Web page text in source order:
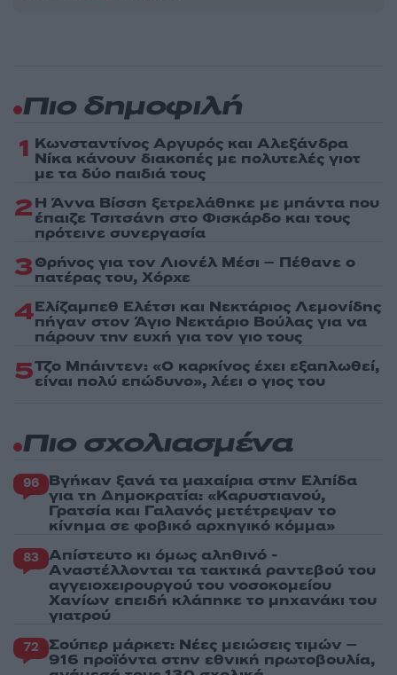
Πιο δημοφιλή
1 Κωνσταντίνος Αργυρός και Αλεξάνδρα
Νίκα κάνουν διακοπές με πολυτελές γιοτ
με τα δύο παιδιά τους
2Η Άννα Βίσση ξετρελάθηκε με μπάντα που
έπαιζε Τσιτσάνη στο Φισκάρδο και τους
πρότεινε συνεργασία
3Θρήνος για τον Λιονέλ Μέσι – Πέθανε ο
πατέρας του, Χόρχε
4Ελίζαμπεθ Ελέτσι και Νεκτάριος Λεμονίδης
πήγαν στον Άγιο Νεκτάριο Βούλας για να
πάρουν την ευχή για τον γιο τους
5Τζο Μπάιντεν: «Ο καρκίνος έχει εξαπλωθεί,
είναι πολύ επώδυνο», λέει ο γιος του
Πιο σχολιασμένα
96 Βγήκαν ξανά τα μαχαίρια στην Ελπίδα
για τη Δημοκρατία: «Καρυστιανού,
Γρατσία και Γαλανός μετέτρεψαν το
κίνημα σε φοβικό αρχηγικό κόμμα»
83 Απίστευτο κι όμως αληθινό -
Aναστέλλονται τα τακτικά ραντεβού του
αγγειοχειρουργού του νοσοκομείου
Χανίων επειδή κλάπηκε το μηχανάκι του
γιατρού
72 Σούπερ μάρκετ: Νέες μειώσεις τιμών –
916 προϊόντα στην εθνική πρωτοβουλία,